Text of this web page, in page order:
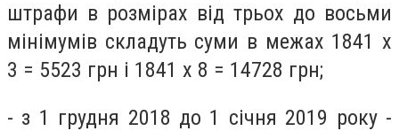
штрафи в розмірах від трьох до восьми
мінімумів складуть суми в межах 1841 х
3 = 5523 грн і 1841 х 8 = 14728 грн;
- з 1 грудня 2018 до 1 січня 2019 року -